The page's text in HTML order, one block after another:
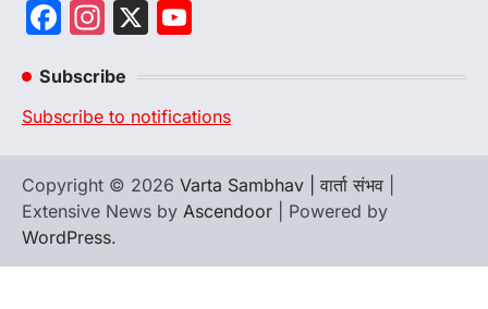
Facebook
Instagram
X
Subscribe
Subscribe to notifications
Copyright © 2026 Varta Sambhav | वार्ता संभव
Extensive News by Ascendoor | Powered by
WordPress.